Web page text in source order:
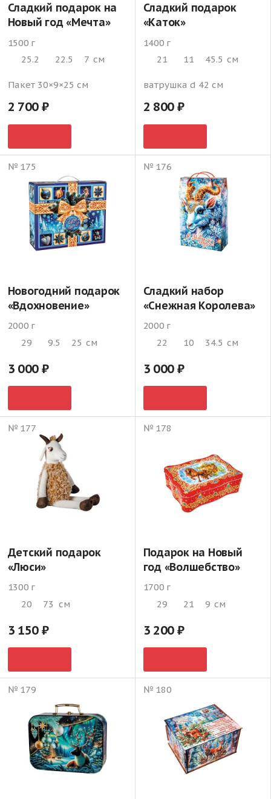
Сладкий подарок на
Новый год «Мечта»
1500 г
25.2
22.5 7 см
Пакет 30×9×25 см
2 700
Сладкий подарок
«Каток»
1400 г
21
11 45.5 см
ватрушка d 42 см
2 800
№ 175
Новогодний подарок
«Вдохновение»
2000 г
29
9.5 25 см
3 000
№ 176
Сладкий набор
«Снежная Королева»
2000 г
22
10 34.5 см
3 000
№ 177
Детский подарок
«Люси»
1300 г
20
73 см
3 150
№ 178
Подарок на Новый
год «Волшебство»
1700 г
29
21 9 см
3 200
№ 179 № 180